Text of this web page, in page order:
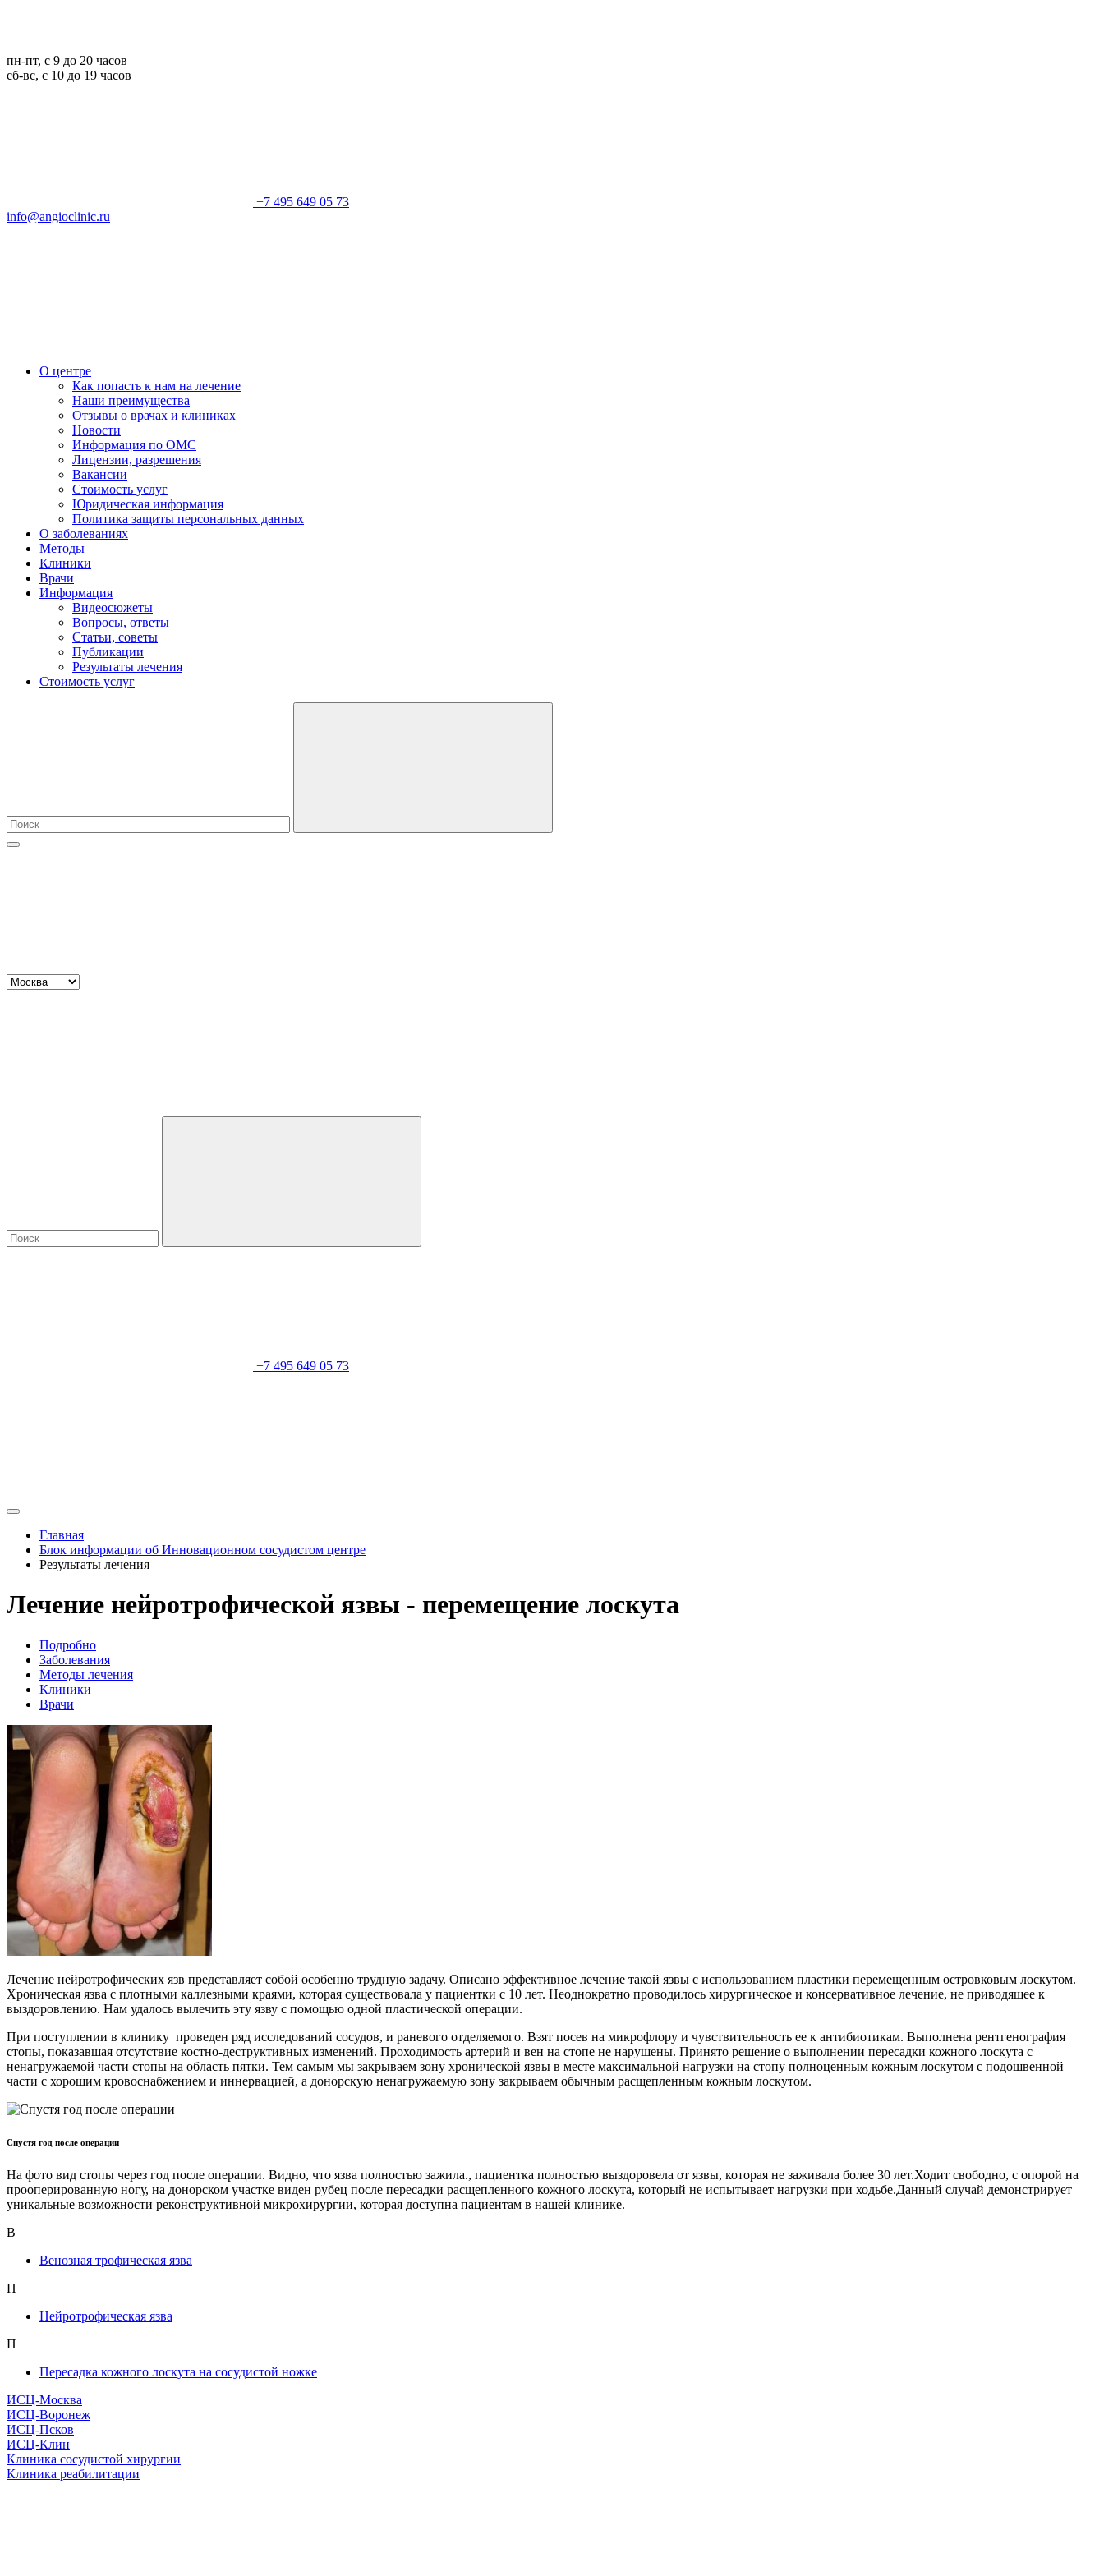
пн-пт, с 9 до 20 часов
сб-вс, с 10 до 19 часов
+7 495 649 05 73
info@angioclinic.ru
О центре
Как попасть к нам на лечение
Наши преимущества
Отзывы о врачах и клиниках
Новости
Информация по ОМС
Лицензии, разрешения
Вакансии
Стоимость услуг
Юридическая информация
Политика защиты персональных данных
О заболеваниях
Методы
Клиники
Врачи
Информация
Видеосюжеты
Вопросы, ответы
Статьи, советы
Публикации
Результаты лечения
Стоимость услуг
+7 495 649 05 73
Главная
Блок информации об Инновационном сосудистом центре
Результаты лечения
Лечение нейротрофической язвы - перемещение лоскута
Подробно
Заболевания
Методы лечения
Клиники
Врачи
Лечение нейротрофических язв представляет собой особенно трудную задачу. Описано эффективное лечение такой язвы с использованием пластики перемещенным островковым лоскутом.
Хроническая язва с плотными каллезными краями, которая существовала у пациентки с 10 лет. Неоднократно проводилось хирургическое и консервативное лечение, не приводящее к
выздоровлению. Нам удалось вылечить эту язву с помощью одной пластической операции.
При поступлении в клинику проведен ряд исследований сосудов, и раневого отделяемого. Взят посев на микрофлору и чувствительность ее к антибиотикам. Выполнена рентгенография
стопы, показавшая отсутствие костно-деструктивных изменений. Проходимость артерий и вен на стопе не нарушены. Принято решение о выполнении пересадки кожного лоскута с
ненагружаемой части стопы на область пятки. Тем самым мы закрываем зону хронической язвы в месте максимальной нагрузки на стопу полноценным кожным лоскутом с подошвенной
части с хорошим кровоснабжением и иннервацией, а донорскую ненагружаемую зону закрываем обычным расщепленным кожным лоскутом.
Спустя год после операции
На фото вид стопы через год после операции. Видно, что язва полностью зажила., пациентка полностью выздоровела от язвы, которая не заживала более 30 лет.Ходит свободно, с опорой на
прооперированную ногу, на донорском участке виден рубец после пересадки расщепленного кожного лоскута, который не испытывает нагрузки при ходьбе.Данный случай демонстрирует
уникальные возможности реконструктивной микрохирургии, которая доступна пациентам в нашей клинике.
В
Венозная трофическая язва
Н
Нейротрофическая язва
П
Пересадка кожного лоскута на сосудистой ножке
ИСЦ-Москва
ИСЦ-Воронеж
ИСЦ-Псков
ИСЦ-Клин
Клиника сосудистой хирургии
Клиника реабилитации